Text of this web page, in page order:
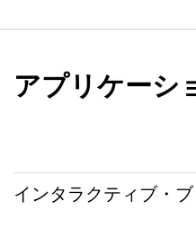
アプリケーシ
インタラクティブ・